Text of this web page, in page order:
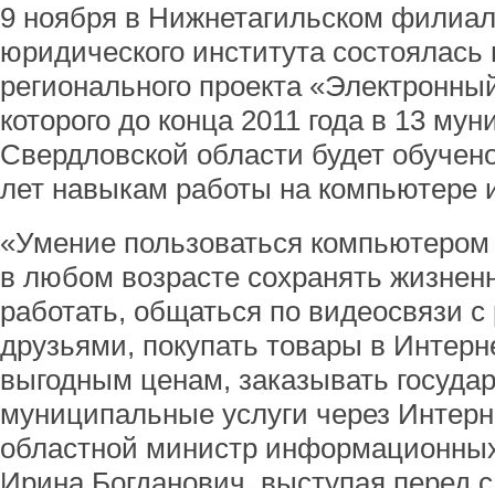
9 ноября в Нижнетагильском
юридического института состоялась
регионального проекта
которого до конца 2011 года в 13
Свердловской области будет
лет навыкам работы на компьютере
«Умение пользоваться
в любом возрасте сохранять
работать, общаться по видеосвязи
друзьями, покупать товары в
выгодным ценам, заказывать
муниципальные услуги через
областной министр